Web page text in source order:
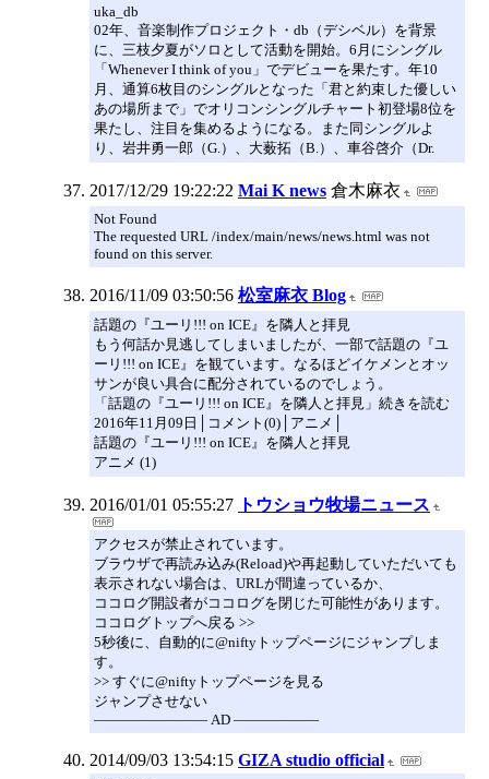
uka_db
02年、音楽制作プロジェクト・db（デシベル）を背景
に、三枝夕夏がソロとして活動を開始。6月にシングル
「Whenever I think of you」でデビューを果たす。年10
月、通算6枚目のシングルとなった「君と約束した優しい
あの場所まで」でオリコンシングルチャート初登場8位を
果たし、注目を集めるようになる。また同シングルよ
り、岩井勇一郎（G.）、大薮拓（B.）、車谷啓介（Dr.
2017/12/29 19:22:22 Mai K news 倉木麻衣
Not Found
The requested URL /index/main/news/news.html was not
found on this server.
2016/11/09 03:50:56 松室麻衣 Blog
話題の『ユーリ!!! on ICE』を隣人と拝見
もう何話か見逃してしまいましたが、一部で話題の『ユ
ーリ!!! on ICE』を観ています。なるほどイケメンとオッ
サンが良い具合に配分されているのでしょう。
「話題の『ユーリ!!! on ICE』を隣人と拝見」続きを読む
2016年11月09日│コメント(0)│アニメ│
話題の『ユーリ!!! on ICE』を隣人と拝見
アニメ (1)
2016/01/01 05:55:27 トウショウ牧場ニュース
アクセスが禁止されています。
ブラウザで再読み込み(Reload)や再起動していただいても
表示されない場合は、URLが間違っているか、
ココログ開設者がココログを閉じた可能性があります。
ココログトップへ戻る >>
5秒後に、自動的に@niftyトップページにジャンプしま
す。
>> すぐに@niftyトップページを見る
ジャンプさせない
―――――――― AD ――――――
2014/09/03 13:54:15 GIZA studio official